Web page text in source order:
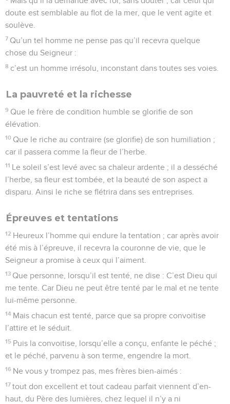
doute est semblable au flot de la mer, que le vent agite et
soulève.
7 Qu’un tel homme ne pense pas qu’il recevra quelque
chose du Seigneur :
8 c’est un homme irrésolu, inconstant dans toutes ses voies.
La pauvreté et la richesse
9 Que le frère de condition humble se glorifie de son
élévation.
10 Que le riche au contraire (se glorifie) de son humiliation ;
car il passera comme la fleur de l’herbe.
11 Le soleil s’est levé avec sa chaleur ardente ; il a desséché
l’herbe, sa fleur est tombée, et la beauté de son aspect a
disparu. Ainsi le riche se flétrira dans ses entreprises.
Épreuves et tentations
12 Heureux l’homme qui endure la tentation ; car après avoir
été mis à l’épreuve, il recevra la couronne de vie, que le
Seigneur a promise à ceux qui l’aiment.
13 Que personne, lorsqu’il est tenté, ne dise : C’est Dieu qui
me tente. Car Dieu ne peut être tenté par le mal et ne tente
lui-même personne.
14 Mais chacun est tenté, parce que sa propre convoitise
l’attire et le séduit.
15 Puis la convoitise, lorsqu’elle a conçu, enfante le péché ;
et le péché, parvenu à son terme, engendre la mort.
16 Ne vous y trompez pas, mes frères bien-aimés :
17 tout don excellent et tout cadeau parfait viennent d’en-
haut, du Père des lumières, chez lequel il n’y a ni